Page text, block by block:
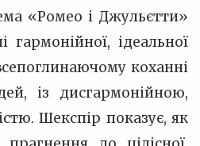
«Ромео і Джульєтти»
гармонійної, ідеальної
коханні
із дисгармонійною,
Шекспір показує, як